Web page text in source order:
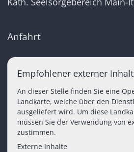
Anfahrt
Empfohlener externer Inhalt
An dieser Stelle finden Sie eine
Landkarte, welche über den
ausgeliefert wird. Um diese
müssen Sie der Verwendung von
zustimmen.
Externe Inhalte